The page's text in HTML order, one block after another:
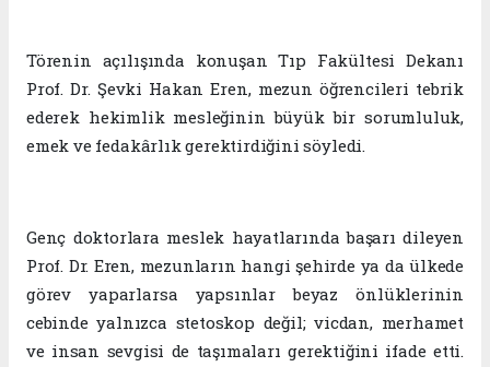
Törenin açılışında konuşan Tıp Fakültesi Dekanı
Prof. Dr. Şevki Hakan Eren, mezun öğrencileri tebrik
ederek hekimlik mesleğinin büyük bir sorumluluk,
emek ve fedakârlık gerektirdiğini söyledi.
Genç doktorlara meslek hayatlarında başarı dileyen
Prof. Dr. Eren, mezunların hangi şehirde ya da ülkede
görev yaparlarsa yapsınlar beyaz önlüklerinin
cebinde yalnızca stetoskop değil; vicdan, merhamet
ve insan sevgisi de taşımaları gerektiğini ifade etti.